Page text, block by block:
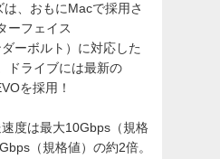
、おもにMacで採用さ
ーフェイス
ーボルト）に対応した
ドライブには最新の
を採用！
度は最大10Gbps（規格
（規格値）の約2倍。